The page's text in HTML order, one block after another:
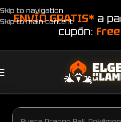
Skip to navigation
Skip to main content
ENVÍO GRATIS* a
cupón: free